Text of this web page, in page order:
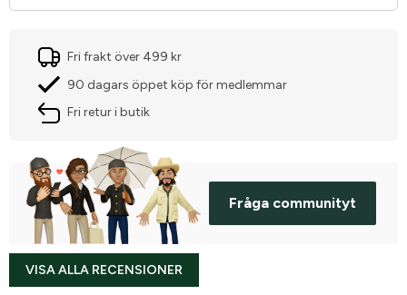
Fri frakt över 499 kr
90 dagars öppet köp för medlemmar
Fri retur i butik
Fråga communityt
VISA ALLA RECENSIONER